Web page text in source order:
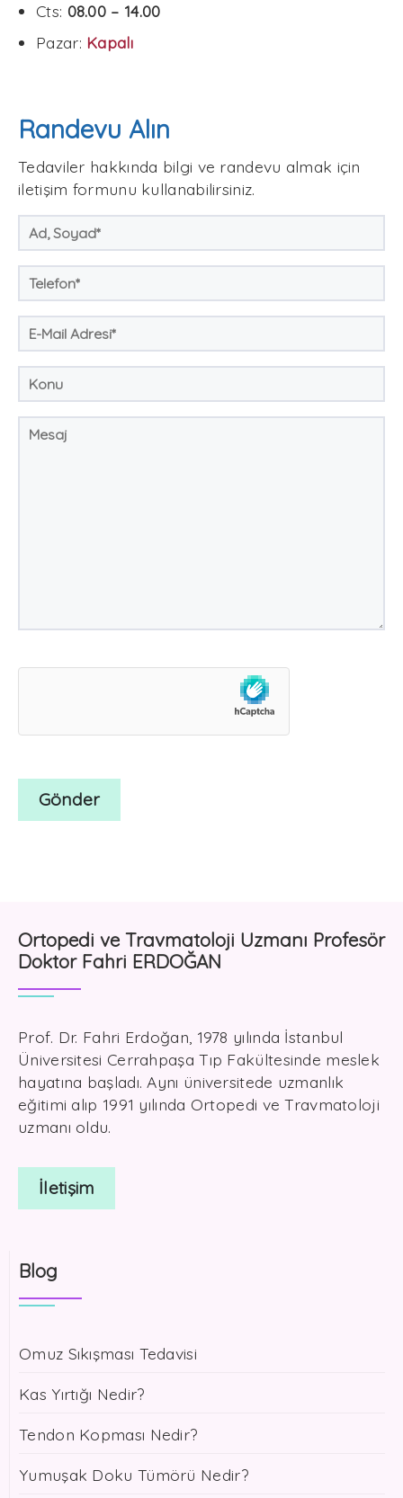
Cts: 08.00 – 14.00
Pazar: Kapalı
Randevu Alın
Tedaviler hakkında bilgi ve randevu almak için
iletişim formunu kullanabilirsiniz.
Ortopedi ve Travmatoloji Uzmanı Profesör
Doktor Fahri ERDOĞAN
Prof. Dr. Fahri Erdoğan, 1978 yılında İstanbul
Üniversitesi Cerrahpaşa Tıp Fakültesinde meslek
hayatına başladı. Aynı üniversitede uzmanlık
eğitimi alıp 1991 yılında Ortopedi ve Travmatoloji
uzmanı oldu.
İletişim
Blog
Omuz Sıkışması Tedavisi
Kas Yırtığı Nedir?
Tendon Kopması Nedir?
Yumuşak Doku Tümörü Nedir?